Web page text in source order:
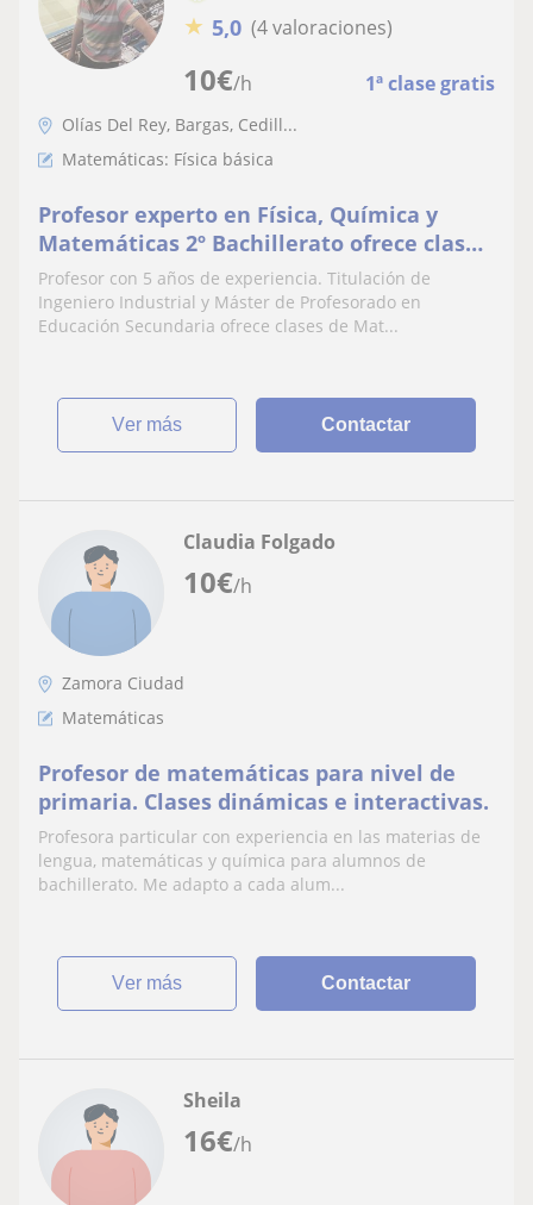
10€/h 1ª clase gratis
★ 5,0 (4 valoraciones)
Olías Del Rey, Bargas, Cedill...
Matemáticas: Física básica
Profesor experto en Física, Química y
Matemáticas 2º Bachillerato ofrece clases
de Matemáticas, Física y Química ESO y
Bachillerato
Profesor con 5 años de experiencia. Titulación de
Ingeniero Industrial y Máster de Profesorado en
Educación Secundaria ofrece clases de Mat...
ver más Contactar
10€/h
Claudia Folgado
Zamora Ciudad
Matemáticas
Profesor de matemáticas para nivel de
primaria. Clases dinámicas e interactivas.
Profesora particular con experiencia en las materias de
lengua, matemáticas y química para alumnos de
bachillerato. Me adapto a cada alum...
ver más Contactar
16€/h
Sheila